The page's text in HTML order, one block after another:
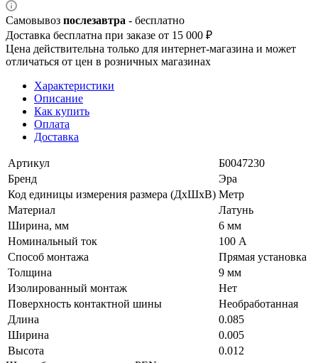
Самовывоз послезавтра - бесплатно
Доставка бесплатна при заказе от 15 000 ₽
Цена действительна только для интернет-магазина и может
отличаться от цен в розничных магазинах
Характеристики
Описание
Как купить
Оплата
Доставка
Артикул
Б0047230
Бренд
Эра
Код единицы измерения размера (ДхШхВ) Метр
Материал
Латунь
Ширина, мм
6 мм
Номинальный ток
100 А
Способ монтажа
Прямая установка
Толщина
9 мм
Изолированный монтаж
Нет
Поверхность контактной шины
Необработанная
Длина
0.085
Ширина
0.005
Высота
0.012